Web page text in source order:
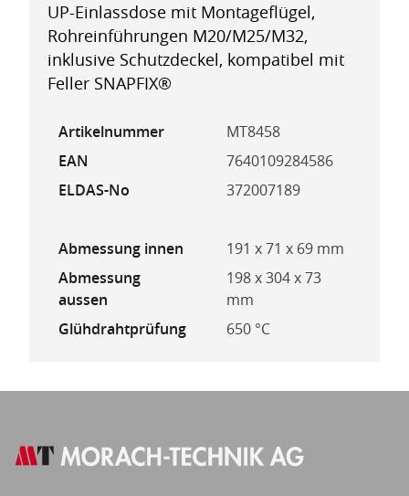
UP-Einlassdose mit Montageflügel,
Rohreinführungen M20/M25/M32,
inklusive Schutzdeckel, kompatibel mit
Feller SNAPFIX®
Artikelnummer
MT8458
EAN
7640109284586
ELDAS-No
372007189
Abmessung innen
191 x 71 x 69 mm
Abmessung
aussen
198 x 304 x 73
mm
Glühdrahtprüfung
650 °C